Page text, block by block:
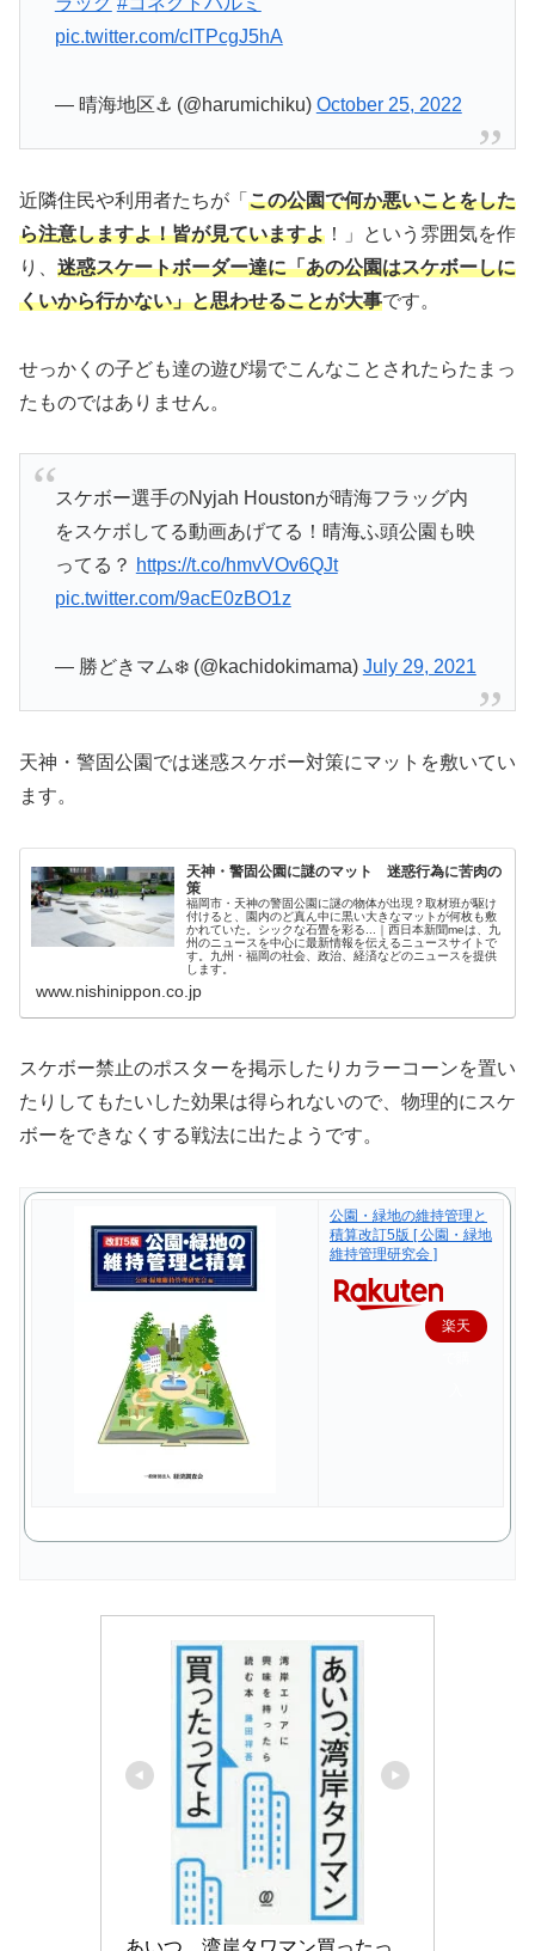
pic.twitter.com/cITPcgJ5hA
— 晴海地区⚓ (@harumichiku) October 25, 2022
近隣住民や利用者たちが「 この公園で何か悪いことをした
ら注意しますよ！皆が見ていますよ ！」という雰囲気を作
り、 迷惑スケートボーダー達に「あの公園はスケボーしに
くいから行かない」と思わせることが大事です。
せっかくの子ども達の遊び場でこんなことされたらたまっ
たものではありません。
スケボー選手のNyjah Houstonが晴海フラッグ内
をスケボしてる動画あげてる！晴海ふ頭公園も映
ってる？ https://t.co/hmvVOv6QJt
pic.twitter.com/9acE0zBO1z
— 勝どきマム❄️ (@kachidokimama) July 29, 2021
天神・警固公園では迷惑スケボー対策にマットを敷いてい
ます。
天神・警固公園に謎のマット 迷惑行為に苦肉の
策
福岡市・天神の警固公園に謎の物体が出現？取材班が駆け
付けると、園内のど真ん中に黒い大きなマットが何枚も敷
かれていた。シックな石畳を彩る...｜西日本新聞meは、九
州のニュースを中心に最新情報を伝えるニュースサイトで
す。九州・福岡の社会、政治、経済などのニュースを提供
します。
www.nishinippon.co.jp
スケボー禁止のポスターを掲示したりカラーコーンを置い
たりしてもたいした効果は得られないので、物理的にスケ
ボーをできなくする戦法に出たようです。
公園・緑地の維持管理と
積算改訂5版 [ 公園・緑地
維持管理研究会 ]
楽天
あいつ、湾岸タワマン買ったっ